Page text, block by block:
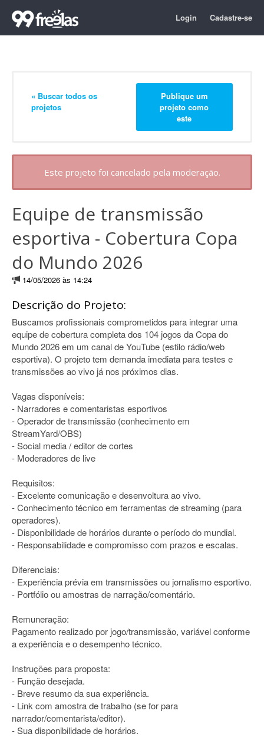
Login Cadastre-se
« Buscar todos os
projetos
Publique um
projeto como
este
Este projeto foi cancelado pela moderação.
Equipe de transmissão
esportiva - Cobertura Copa
do Mundo 2026
14/05/2026 às 14:24
Descrição do Projeto:
Buscamos profissionais comprometidos para integrar uma
equipe de cobertura completa dos 104 jogos da Copa do
Mundo 2026 em um canal de YouTube (estilo rádio/web
esportiva). O projeto tem demanda imediata para testes e
transmissões ao vivo já nos próximos dias.
Vagas disponíveis:
- Narradores e comentaristas esportivos
- Operador de transmissão (conhecimento em
StreamYard/OBS)
- Social media / editor de cortes
- Moderadores de live
Requisitos:
- Excelente comunicação e desenvoltura ao vivo.
- Conhecimento técnico em ferramentas de streaming (para
operadores).
- Disponibilidade de horários durante o período do mundial.
- Responsabilidade e compromisso com prazos e escalas.
Diferenciais:
- Experiência prévia em transmissões ou jornalismo esportivo.
- Portfólio ou amostras de narração/comentário.
Remuneração:
Pagamento realizado por jogo/transmissão, variável conforme
a experiência e o desempenho técnico.
Instruções para proposta:
- Função desejada.
- Breve resumo da sua experiência.
- Link com amostra de trabalho (se for para
narrador/comentarista/editor).
- Sua disponibilidade de horários.